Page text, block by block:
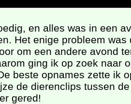
en alles was in een
Het enige probleem
om een andere avond
ging ik op zoek naar
beste opnames zette ik
de dierenclips tussen
gered!